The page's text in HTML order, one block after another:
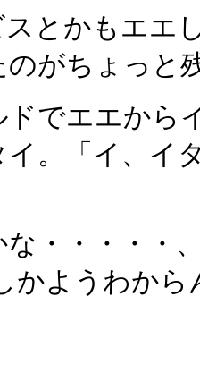
とかもエエ
がちょっと
でエエから
。「イ、イ
・・・・・
かようわから